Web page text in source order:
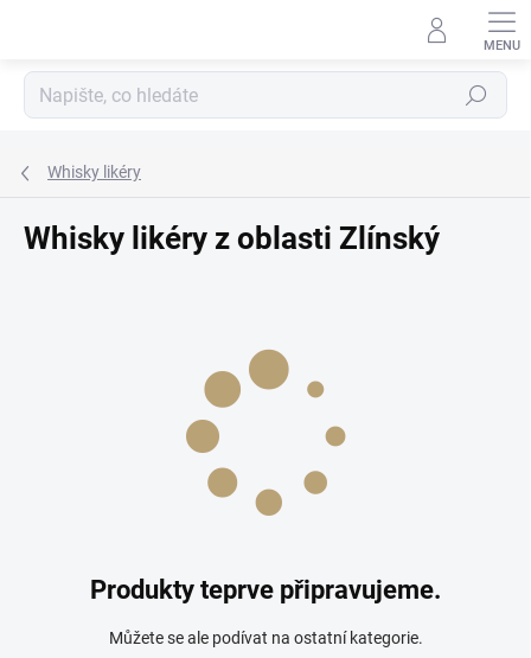
Hledat
Whisky likéry
Whisky likéry z oblasti Zlínský
Produkty teprve připravujeme.
Můžete se ale podívat na ostatní kategorie.